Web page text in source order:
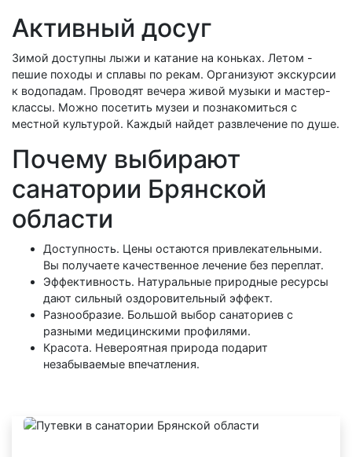
Активный досуг
Зимой доступны лыжи и катание на коньках. Летом -
пешие походы и сплавы по рекам. Организуют экскурсии
к водопадам. Проводят вечера живой музыки и мастер-
классы. Можно посетить музеи и познакомиться с
местной культурой. Каждый найдет развлечение по душе.
Почему выбирают
санатории Брянской
области
Доступность. Цены остаются привлекательными.
Вы получаете качественное лечение без переплат.
Эффективность. Натуральные природные ресурсы
дают сильный оздоровительный эффект.
Разнообразие. Большой выбор санаториев с
разными медицинскими профилями.
Красота. Невероятная природа подарит
незабываемые впечатления.